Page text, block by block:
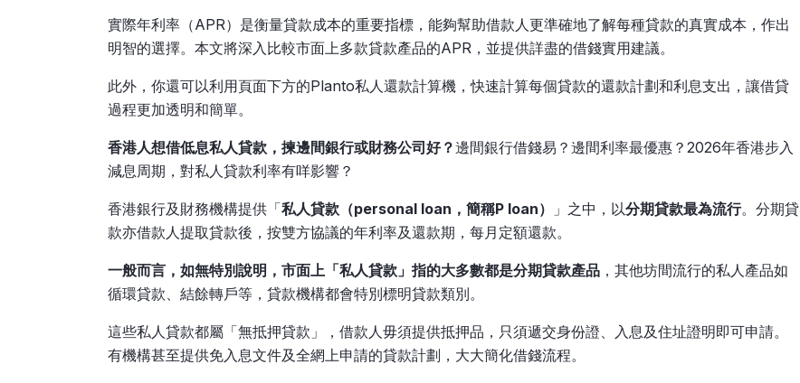
實際年利率（APR）是衡量貸款成本的重要指標，能夠幫助借款人更準確地了解每種貸款的真實成本，作出
明智的選擇。本文將深入比較市面上多款貸款產品的APR，並提供詳盡的借錢實用建議。
此外，你還可以利用頁面下方的Planto私人還款計算機，快速計算每個貸款的還款計劃和利息支出，讓借貸
過程更加透明和簡單。
香港人想借低息私人貸款，揀邊間銀行或財務公司好？邊間銀行借錢易？邊間利率最優惠？2026年香港步入
減息周期，對私人貸款利率有咩影響？
香港銀行及財務機構提供「私人貸款（personal loan，簡稱P loan） 」之中，以分期貸款最為流行。分期貸
款亦借款人提取貸款後，按雙方協議的年利率及還款期，每月定額還款。
一般而言，如無特別說明，市面上「私人貸款」指的大多數都是分期貸款產品，其他坊間流行的私人產品如
循環貸款、結餘轉戶等，貸款機構都會特別標明貸款類別。
這些私人貸款都屬「無抵押貸款」，借款人毋須提供抵押品，只須遞交身份證、入息及住址證明即可申請。
有機構甚至提供免入息文件及全網上申請的貸款計劃，大大簡化借錢流程。